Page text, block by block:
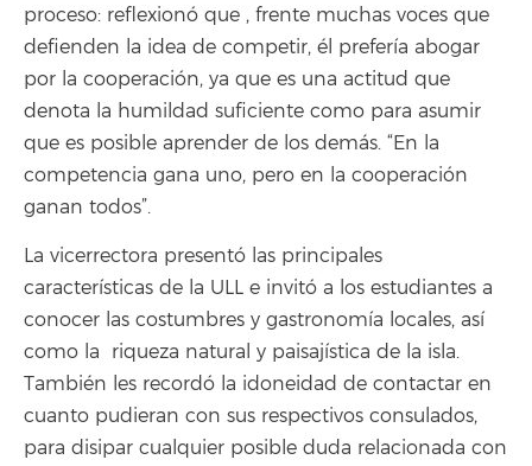
proceso: reflexionó que , frente muchas voces que
defienden la idea de competir, él prefería abogar
por la cooperación, ya que es una actitud que
denota la humildad suficiente como para asumir
que es posible aprender de los demás. “En la
competencia gana uno, pero en la cooperación
ganan todos”.
La vicerrectora presentó las principales
características de la ULL e invitó a los estudiantes a
conocer las costumbres y gastronomía locales, así
como la riqueza natural y paisajística de la isla.
También les recordó la idoneidad de contactar en
cuanto pudieran con sus respectivos consulados,
para disipar cualquier posible duda relacionada con